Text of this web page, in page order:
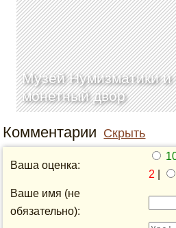
Музей Нумизматики и
монетный двор
Комментарии Скрыть
Ваша оценка:
2
Ваше имя (не
обязательно):